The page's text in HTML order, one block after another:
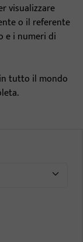
visualizzare
o il referente
e i numeri di
tutto il mondo